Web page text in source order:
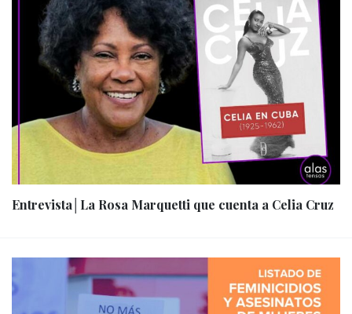
Entrevista│La Rosa Marquetti que cuenta a Celia Cruz